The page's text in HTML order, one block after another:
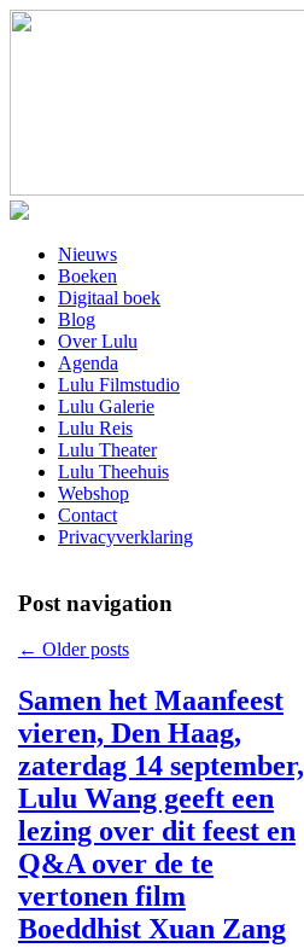
Nieuws
Boeken
Digitaal boek
Blog
Over Lulu
Agenda
Lulu Filmstudio
Lulu Galerie
Lulu Reis
Lulu Theater
Lulu Theehuis
Webshop
Contact
Privacyverklaring
Post navigation
← Older posts
Samen het Maanfeest
vieren, Den Haag,
zaterdag 14 september,
Lulu Wang geeft een
lezing over dit feest en
Q&A over de te
vertonen film
Boeddhist Xuan Zang